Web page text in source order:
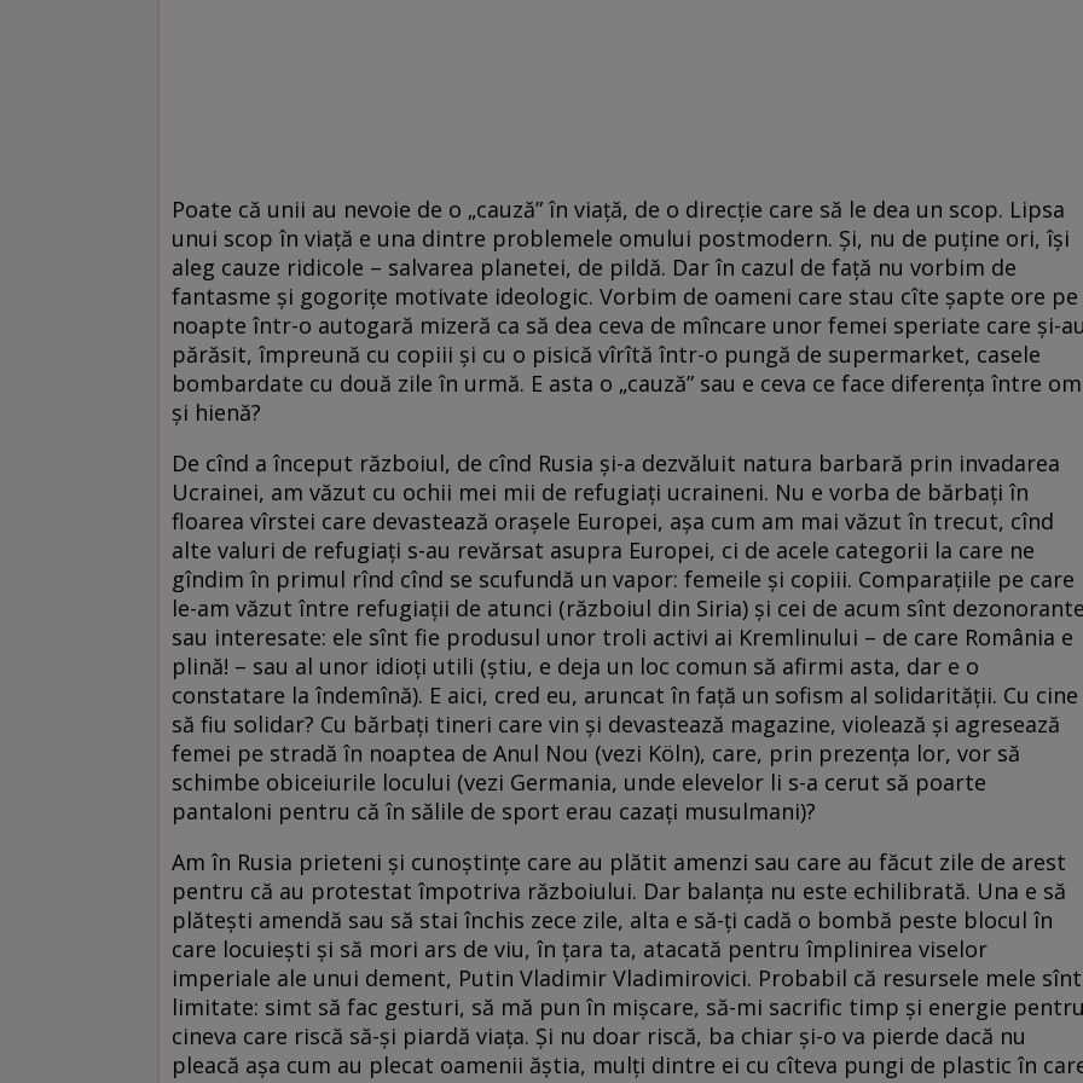
Poate că unii au nevoie de o „cauză” în viață, de o direcție care să le dea un scop. Lipsa
unui scop în viață e una dintre problemele omului postmodern. Și, nu de puține ori, își
aleg cauze ridicole – salvarea planetei, de pildă. Dar în cazul de față nu vorbim de
fantasme și gogorițe motivate ideologic. Vorbim de oameni care stau cîte șapte ore pe
noapte într-o autogară mizeră ca să dea ceva de mîncare unor femei speriate care și-
părăsit, împreună cu copiii și cu o pisică vîrîtă într-o pungă de supermarket, casele
bombardate cu două zile în urmă. E asta o „cauză” sau e ceva ce face diferența între om
și hienă?
De cînd a început războiul, de cînd Rusia și-a dezvăluit natura barbară prin invadarea
Ucrainei, am văzut cu ochii mei mii de refugiați ucraineni. Nu e vorba de bărbați în
floarea vîrstei care devastează orașele Europei, așa cum am mai văzut în trecut, cînd
alte valuri de refugiați s-au revărsat asupra Europei, ci de acele categorii la care ne
gîndim în primul rînd cînd se scufundă un vapor: femeile și copiii. Comparațiile pe care
le-am văzut între refugiații de atunci (războiul din Siria) și cei de acum sînt
sau interesate: ele sînt fie produsul unor troli activi ai Kremlinului – de care România e
plină! – sau al unor idioți utili (știu, e deja un loc comun să afirmi asta, dar e o
constatare la îndemînă). E aici, cred eu, aruncat în față un sofism al solidarității. Cu cine
să fiu solidar? Cu bărbați tineri care vin și devastează magazine, violează și agresează
femei pe stradă în noaptea de Anul Nou (vezi Köln), care, prin prezența lor, vor să
schimbe obiceiurile locului (vezi Germania, unde elevelor li s-a cerut să poarte
pantaloni pentru că în sălile de sport erau cazați musulmani)?
Am în Rusia prieteni și cunoștințe care au plătit amenzi sau care au făcut zile de arest
pentru că au protestat împotriva războiului. Dar balanța nu este echilibrată. Una e să
plătești amendă sau să stai închis zece zile, alta e să-ți cadă o bombă peste blocul în
care locuiești și să mori ars de viu, în țara ta, atacată pentru împlinirea viselor
imperiale ale unui dement, Putin Vladimir Vladimirovici. Probabil că resursele mele sînt
limitate: simt să fac gesturi, să mă pun în mișcare, să-mi sacrific timp și energie
cineva care riscă să-și piardă viața. Și nu doar riscă, ba chiar și-o va pierde dacă nu
pleacă așa cum au plecat oamenii ăștia, mulți dintre ei cu cîteva pungi de plastic în